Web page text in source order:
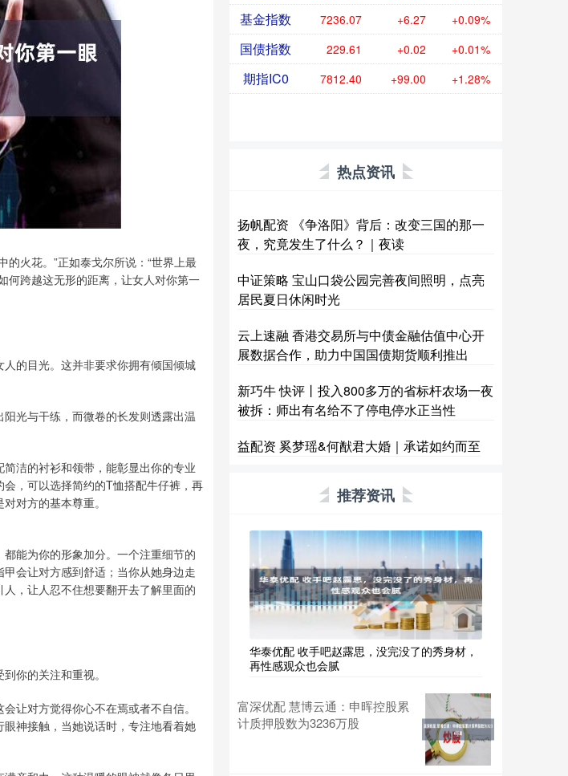
火花。”正如泰戈尔所说：“世界上最
何跨越这无形的距离，让女人对你第一
的目光。这并非要求你拥有倾国倾城
光与干练，而微卷的长发则透露出温
洁的衬衫和领带，能彰显出你的专业
，可以选择简约的T恤搭配牛仔裤，再
对方的基本尊重。
能为你的形象加分。一个注重细节的
会让对方感到舒适；当你从她身边走
，让人忍不住想要翻开去了解里面的
你的关注和重视。
让对方觉得你心不在焉或者不自信。
神接触，当她说话时，专注地看着她
基金指数 7236.07 +6.27 +0.09%
国债指数 229.61 +0.02 +0.01%
期指IC0 7812.40 +99.00 +1.28%
热点资讯
扬帆配资 《争洛阳》背后：改变三国的那一
夜，究竟发生了什么？｜夜读
中证策略 宝山口袋公园完善夜间照明，点亮
居民夏日休闲时光
云上速融 香港交易所与中债金融估值中心开
展数据合作，助力中国国债期货顺利推出
新巧牛 快评丨投入800多万的省标杆农场一夜
被拆：师出有名给不了停电停水正当性
益配资 奚梦瑶&何猷君大婚｜承诺如约而至
推荐资讯
华泰优配 收手吧赵露思，没完没了的秀身材，
再性感观众也会腻
富深优配 慧博云通：申晖控股累
计质押股数为3236万股